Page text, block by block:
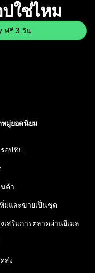
ใช่ไหม
ฟรี 3 วัน
มู่ยอดนิยม
อปชิป
ค้า
มและขายเป็นชุด
เสริมการตลาดผ่านอีเมล
ส่ง